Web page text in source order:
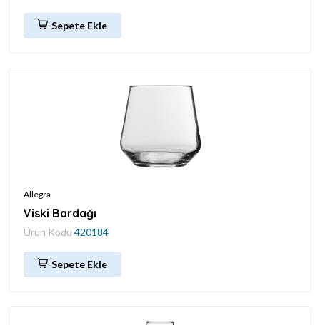
Sepete Ekle
Allegra
Viski Bardağı
Ürün Kodu 420184
Sepete Ekle